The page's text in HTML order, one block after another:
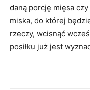
daną porcję mięsa
miska, do której
rzeczy, wcisnąć
posiłku już jest